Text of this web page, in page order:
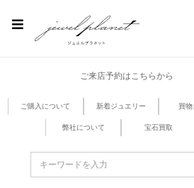
ご来店予約はこちらから
ご購入について 新着ジュエリー 買物
弊社について 宝石買取